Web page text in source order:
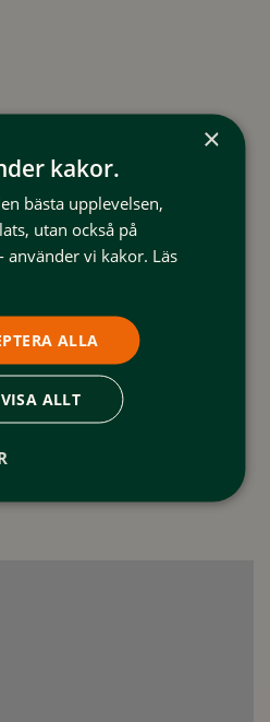
- 21:00
- 11:00
×
kakor.
bästa upplevelsen,
utan också på
använder vi kakor. Läs
ALLA
ALLT